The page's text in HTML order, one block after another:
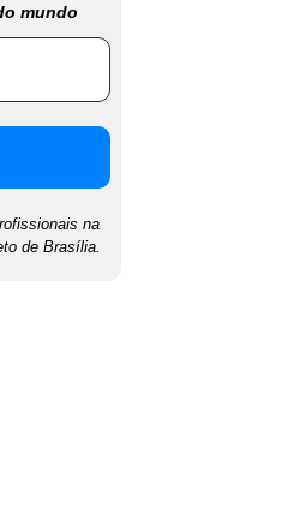
mundo
na
de Brasília.